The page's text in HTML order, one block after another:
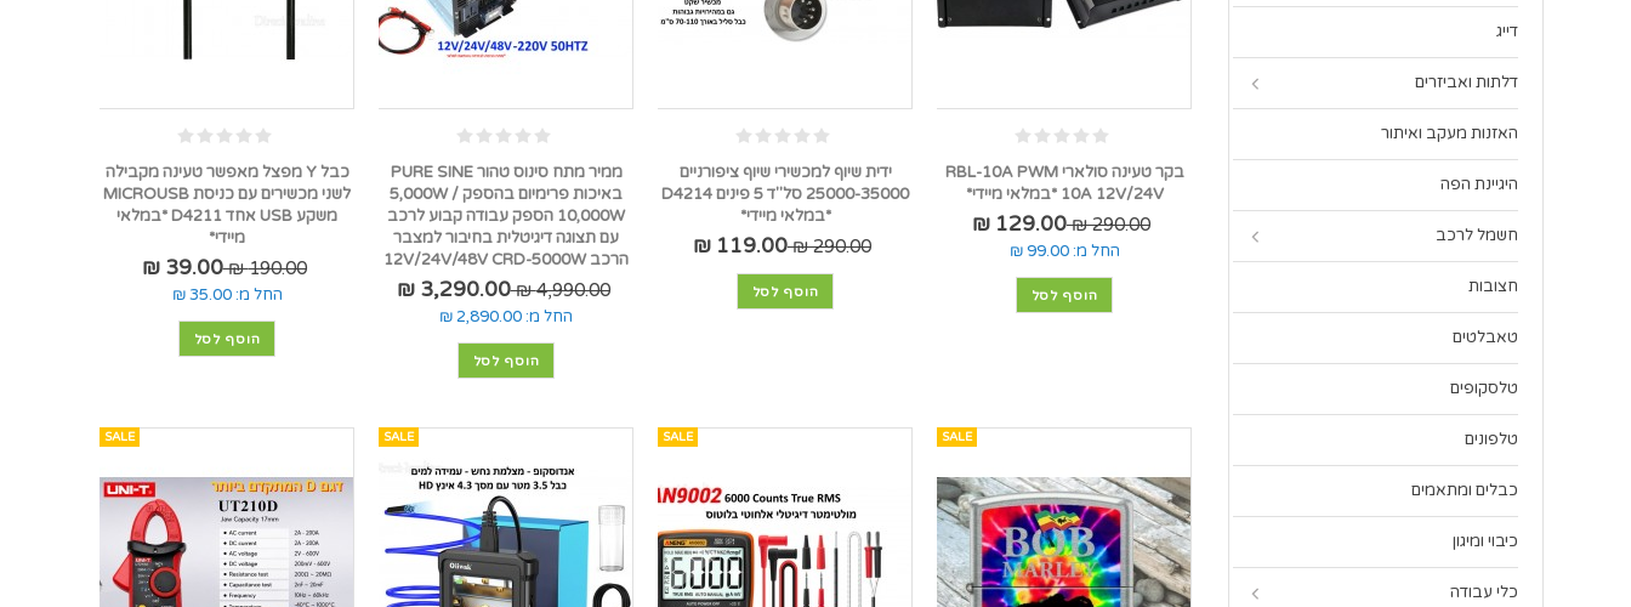
בקר טעינה סולארי RBL-10A PWM
10A 12V/24V *במלאי מיידי*
290.00 ₪
129.00 ₪
החל מ: 99.00 ₪
הוסף לסל
ידית שיוף למכשירי שיוף ציפורניים
25000-35000 סל"ד 5 פינים D4214
*במלאי מיידי*
290.00 ₪
119.00 ₪
הוסף לסל
ממיר מתח סינוס טהור PURE SINE
באיכות פרימיום בהספק 5,000W /
10,000W הספק עבודה קבוע לרכב
עם תצוגה דיגיטלית בחיבור למצבר
הרכב 12V/24V/48V CRD-5000W
4,990.00 ₪
3,290.00 ₪
החל מ: 2,890.00 ₪
הוסף לסל
כבל Y מפצל מאפשר טעינה מקבילה
לשני מכשירים עם כניסת MICROUSB
משקע USB אחד D4211 *במלאי
מיידי*
190.00 ₪
39.00 ₪
החל מ: 35.00 ₪
הוסף לסל
SALE
SALE
SALE
SALE
דייג
דלתות ואביזרים
האזנות מעקב ואיתור
היגיינת הפה
חשמל לרכב
חצובות
טאבלטים
טלסקופים
טלפונים
כבלים ומתאמים
כיבוי ומיגון
כלי עבודה